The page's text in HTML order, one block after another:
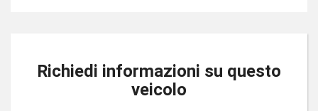
Richiedi informazioni su questo
veicolo